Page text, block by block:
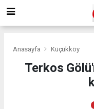
Anasayfa Küçükköy
Terkos